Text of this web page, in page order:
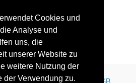
Cookies und
Analyse und
uns, die
unserer Website zu
weitere Nutzung der
der Verwendung zu.